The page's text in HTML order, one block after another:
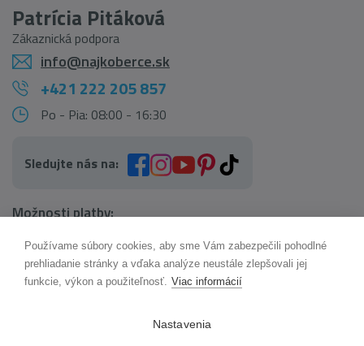
Patrícia Pitáková
Zákaznická podpora
info@najkoberce.sk
+421 222 205 857
Po - Pia: 08:00 - 16:30
Sledujte nás na:
Možnosti platby:
AI pomocník Maxík
Online
Používame súbory cookies, aby sme Vám zabezpečili pohodlné
prehliadanie stránky a vďaka analýze neustále zlepšovali jej
funkcie, výkon a použiteľnosť. Viac informácií
Nastavenia